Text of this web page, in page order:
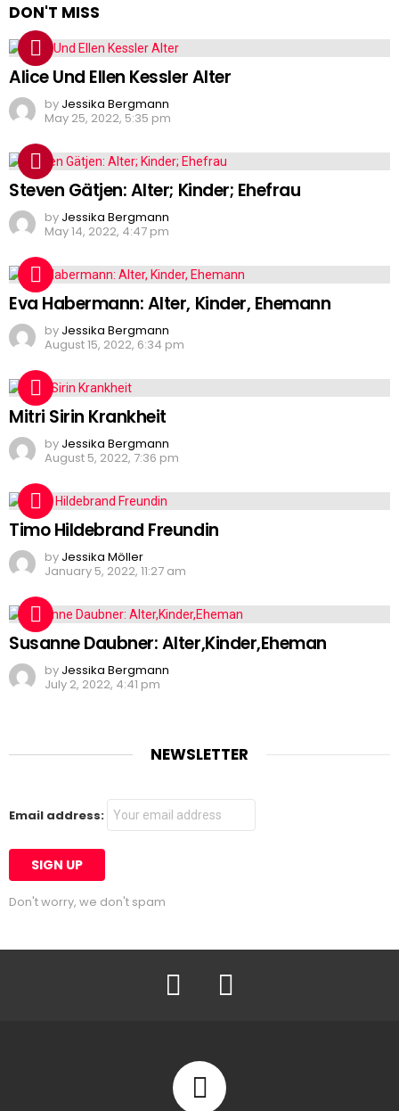
DON'T MISS
Alice Und Ellen Kessler Alter
by Jessika Bergmann
May 25, 2022, 5:35 pm
Steven Gätjen: Alter; Kinder; Ehefrau
by Jessika Bergmann
May 14, 2022, 4:47 pm
Eva Habermann: Alter, Kinder, Ehemann
by Jessika Bergmann
August 15, 2022, 6:34 pm
Mitri Sirin Krankheit
by Jessika Bergmann
August 5, 2022, 7:36 pm
Timo Hildebrand Freundin
by Jessika Möller
January 5, 2022, 11:27 am
Susanne Daubner: Alter,Kinder,Eheman
by Jessika Bergmann
July 2, 2022, 4:41 pm
NEWSLETTER
Email address:
Don't worry, we don't spam
Facebook